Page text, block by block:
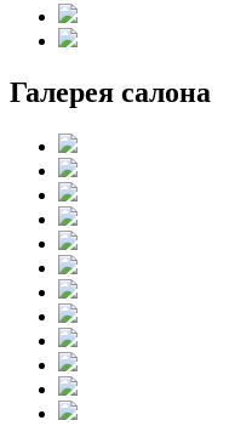
Галерея салона